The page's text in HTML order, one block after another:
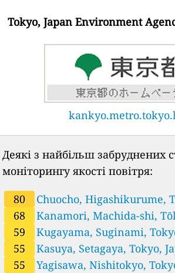
55 Kasuya, Setagaya, Tokyo, Japan (環八通り八幡
Kitamachi, Nerima, Tokyo, Japan (練馬区北町
Kugayama, Suginami, Tokyo, Japan (杉並区久
Minamikasai, Edogawa, Tokyo, Japan (江戸川区
Minamisenju, Arakawa, Tokyo, Japan (荒川区
Minamisenzoku, Ota, Tokyo, Japan (中原街道南
Minowa, Taito, Tokyo, Japan (明治通り大関横丁
Mizumotokoen, Katsushika, Tokyo, Japan (葛飾
21 Nagaoka, Tokyo, Japan (東京環状長岡西多摩郡
13
Naitomachi, Shinjuku, Tokyo, Japan (国設新宿
53
Nakaizumi, Komae, Tokyo, Japan (狛江市中和
42 Nakamagome, Ota, Tokyo, Japan (環七通り松原
市)
38 Nerima, Nerima, Tokyo, Japan (練馬区練馬練
Nishiarai, Adachi, Tokyo, Japan (足立区西新井
Nishigotanda, Shinagawa, Tokyo, Japan (中原
Nishisugamo, Toshima, Tokyo, Japan (明治通
Nogaya, Machida, Tokyo, Japan (町田市能ケ谷
Ochikawa, Hino, Tokyo, Japan (川崎街道百草
Tokyo, Japan Environment
Деякі з найбільш забруднених
моніторингу якості повітря:
80
Chuocho, Higashikurume,
金井街道東久留米東久留米市)
68
Kanamori, Machida-shi,
田市金森町田市)
59
Kugayama, Suginami,
久我山杉並区)
55
Kasuya, Setagaya, Tokyo,
幡山世田谷区)
55
Yagisawa, Nishitokyo,